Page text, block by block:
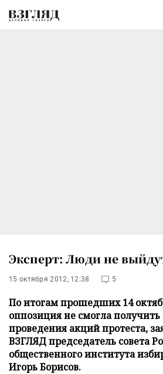
Эксперт: Люди не
15 октября 2012, 12:38 5
По итогам прошедших 14
оппозиция не смогла
проведения акций протеста,
ВЗГЛЯД председатель совета
общественного института
Игорь Борисов.